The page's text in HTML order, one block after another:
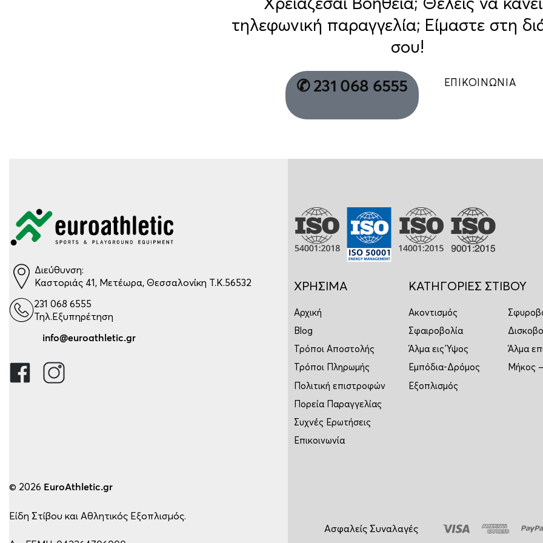
τηλεφωνική παραγγελία; Είμαστε στη
σου!
✆ 231 068 6555 ΕΠΙΚΟΙΝΩΝΙΑ
Διεύθυνση:
Καστοριάς 41, Μετέωρα, Θεσσαλονίκη Τ.Κ.56532
231 068 6555
Τηλ.Εξυπηρέτηση
info@euroathletic.gr
ΧΡΗΣΙΜΑ
Αρχική
Blog
Τρόποι Αποστολής
Τρόποι Πληρωμής
Πολιτική επιστροφών
Πορεία Παραγγελίας
Συχνές Ερωτήσεις
Επικοινωνία
ΚΑΤΗΓΟΡΙΕΣ ΣΤΙΒΟΥ
Ακοντισμός
Σφαιροβολία
Άλμα εις Ύψος
Άλμα
Εμπόδια-Δρόμος
Μήκος
Εξοπλισμός
© 2026 EuroAthletic.gr
Είδη Στίβου και Αθλητικός Εξοπλισμός.
Ασφαλείς Συναλαγές